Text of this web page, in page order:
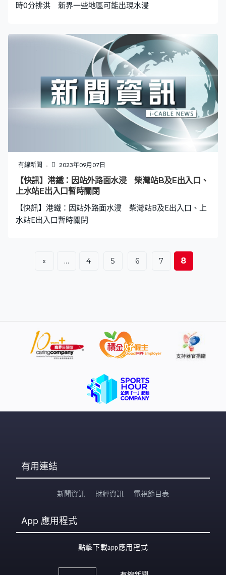
時0分排洪 新界一些地區可能出現水浸
有線新聞 2023年09月07日
【快訊】港鐵：因站外路面水浸 柴灣站B及E出入口、
上水站E出入口暫時關閉
【快訊】港鐵：因站外路面水浸 柴灣站B及E出入口、上
水站E出入口暫時關閉
« ... 4 5 6 7 8
有用連結
新聞資訊 財經資訊 電視節目表
App 應用程式
點擊下載app應用程式